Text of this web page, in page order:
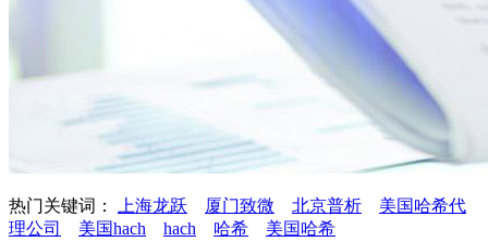
热门关键词： 上海龙跃 厦门致微 北京普析
美国哈希代
理公司
美国hach hach 哈希 美国哈希